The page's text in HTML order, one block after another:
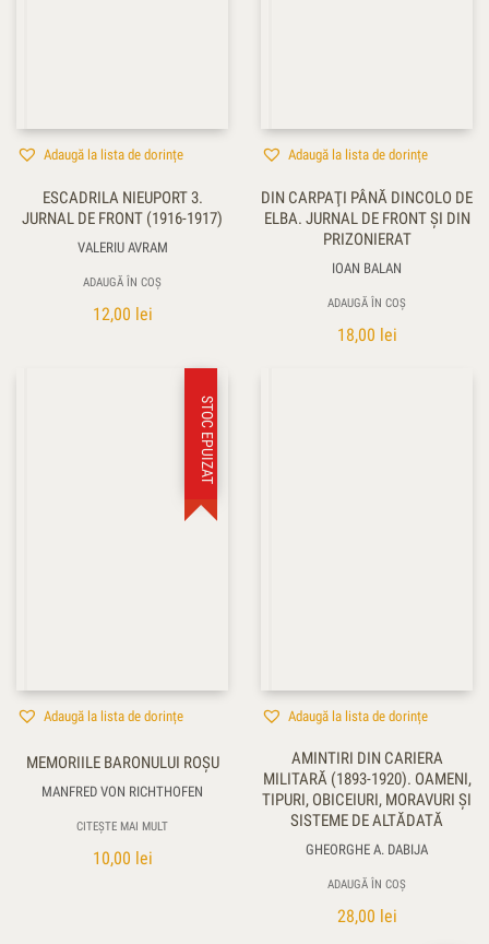
Adaugă la lista de dorințe
ESCADRILA NIEUPORT 3.
JURNAL DE FRONT (1916-1917)
VALERIU AVRAM
ADAUGĂ ÎN COȘ
12,00 lei
Adaugă la lista de dorințe
DIN CARPAŢI PÂNĂ DINCOLO DE
ELBA. JURNAL DE FRONT ŞI DIN
PRIZONIERAT
IOAN BALAN
ADAUGĂ ÎN COȘ
18,00 lei
STOC EPUIZAT
Adaugă la lista de dorințe
MEMORIILE BARONULUI ROŞU
MANFRED VON RICHTHOFEN
CITEȘTE MAI MULT
10,00 lei
Adaugă la lista de dorințe
AMINTIRI DIN CARIERA
MILITARĂ (1893-1920). OAMENI,
TIPURI, OBICEIURI, MORAVURI ŞI
SISTEME DE ALTĂDATĂ
GHEORGHE A. DABIJA
ADAUGĂ ÎN COȘ
28,00 lei